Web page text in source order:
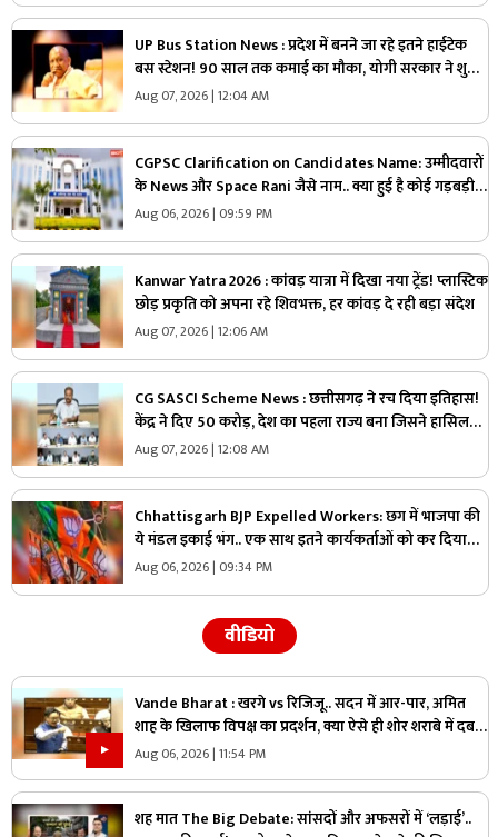
UP Bus Station News : प्रदेश में बनने जा रहे इतने हाईटेक
बस स्टेशन! 90 साल तक कमाई का मौका, योगी सरकार ने शुरू
की बड़ी योजना
Aug 07, 2026 | 12:04 AM
CGPSC Clarification on Candidates Name: उम्मीदवारों
के News और Space Rani जैसे नाम.. क्या हुई है कोई गड़बड़ी
या नाम है वास्तविक?.. अब सामने आई CGPSC की सफाई, पढ़ें
Aug 06, 2026 | 09:59 PM
Kanwar Yatra 2026 : कांवड़ यात्रा में दिखा नया ट्रेंड! प्लास्टिक
छोड़ प्रकृति को अपना रहे शिवभक्त, हर कांवड़ दे रही बड़ा संदेश
Aug 07, 2026 | 12:06 AM
CG SASCI Scheme News : छत्तीसगढ़ ने रच दिया इतिहास!
केंद्र ने दिए 50 करोड़, देश का पहला राज्य बना जिसने हासिल
की ये बड़ी उपलब्धि
Aug 07, 2026 | 12:08 AM
Chhattisgarh BJP Expelled Workers: छग में भाजपा की
ये मंडल इकाई भंग.. एक साथ इतने कार्यकर्ताओं को कर दिया
निष्कासित, अब होगा नए कार्यकारिणी का गठन
Aug 06, 2026 | 09:34 PM
वीडियो
Vande Bharat : खरगे vs रिजिजू.. सदन में आर-पार, अमित
शाह के खिलाफ विपक्ष का प्रदर्शन, क्या ऐसे ही शोर शराबे में दब
जाएंगे असली मुद्दे?
Aug 06, 2026 | 11:54 PM
शह मात The Big Debate: सांसदों और अफसरों में ‘लड़ाई’..